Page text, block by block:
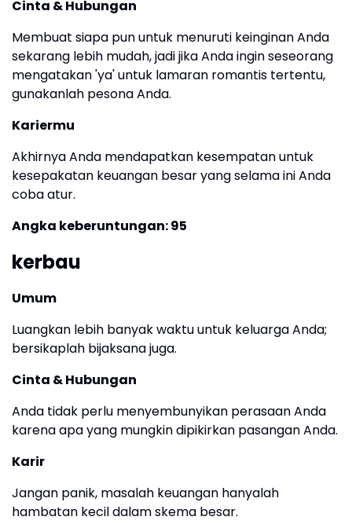
Cinta & Hubungan
Membuat siapa pun untuk menuruti keinginan Anda
sekarang lebih mudah, jadi jika Anda ingin seseorang
mengatakan 'ya' untuk lamaran romantis tertentu,
gunakanlah pesona Anda.
Kariermu
Akhirnya Anda mendapatkan kesempatan untuk
kesepakatan keuangan besar yang selama ini Anda
coba atur.
Angka keberuntungan: 95
kerbau
Umum
Luangkan lebih banyak waktu untuk keluarga Anda;
bersikaplah bijaksana juga.
Cinta & Hubungan
Anda tidak perlu menyembunyikan perasaan Anda
karena apa yang mungkin dipikirkan pasangan Anda.
Karir
Jangan panik, masalah keuangan hanyalah
hambatan kecil dalam skema besar.